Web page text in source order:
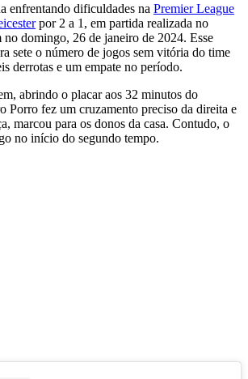
enfrentando dificuldades na Premier League
por 2 a 1, em partida realizada no
no domingo, 26 de janeiro de 2024. Esse
sete o número de jogos sem vitória do time
derrotas e um empate no período.
abrindo o placar aos 32 minutos do
Porro fez um cruzamento preciso da direita e
marcou para os donos da casa. Contudo, o
no início do segundo tempo.